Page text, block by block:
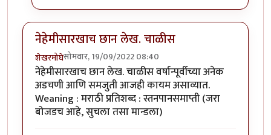
नेहेमीसारखाच छान लेख. चाळीस
शेखरमोघेसोमवार, 19/09/2022 08:40
नेहेमीसारखाच छान लेख. चाळीस वर्षान्पूर्वीच्या अनेक
अडचणी आणि समजुती आजही कायम असाव्यात.
Weaning : मराठी प्रतिशब्द : स्तनपानसमाप्ती (जरा
बोजडच आहे, सुचला तसा मान्डला)